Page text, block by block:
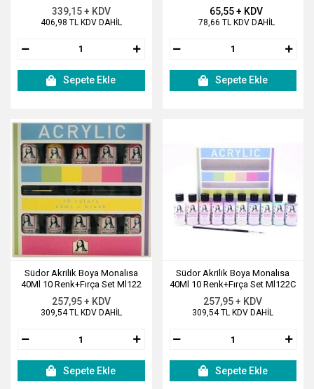
339,15 + KDV
406,98 TL KDV DAHİL
Sepete Ekle
65,55 + KDV
78,66 TL KDV DAHİL
Sepete Ekle
Südor Akrilik Boya Monalısa
40Ml 10 Renk+Fırça Set Ml122
257,95 + KDV
309,54 TL KDV DAHİL
Sepete Ekle
Südor Akrilik Boya Monalısa
40Ml 10 Renk+Fırça Set Ml122C
257,95 + KDV
309,54 TL KDV DAHİL
Sepete Ekle